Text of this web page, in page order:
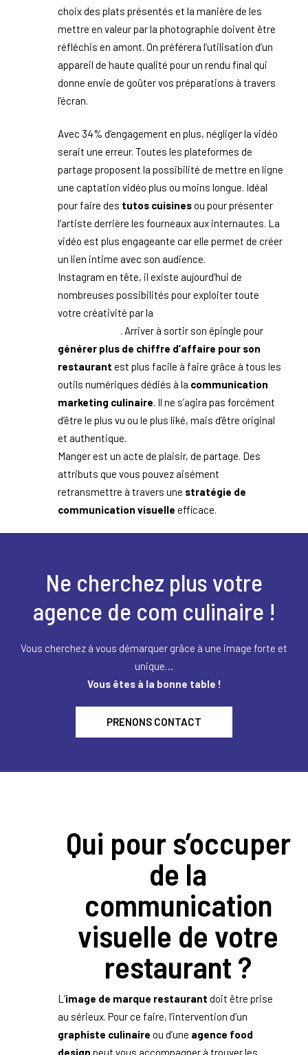
choix des plats présentés et la manière de les
mettre en valeur par la photographie doivent être
réfléchis en amont. On préférera l’utilisation d’un
appareil de haute qualité pour un rendu final qui
donne envie de goûter vos préparations à travers
l’écran.
Avec 34% d’engagement en plus, négliger la vidéo
serait une erreur. Toutes les plateformes de
partage proposent la possibilité de mettre en ligne
une captation vidéo plus ou moins longue. Idéal
pour faire des tutos cuisinesou pour présenter
l’artiste derrière les fourneaux aux internautes. La
vidéo est plus engageante car elle permet de créer
un lien intime avec son audience.
Instagram en tête, il existe aujourd’hui de
nombreuses possibilités pour exploiter toute
votre créativité par la
. Arriver à sortir son épingle pour
générer plus de chiffre d’affaire pour son
restaurant est plus facile à faire grâce à tous les
outils numériques dédiés à la communication
marketing culinaire. Il ne s’agira pas forcément
d’être le plus vu ou le plus liké, mais d’être original
et authentique.
Manger est un acte de plaisir, de partage. Des
attributs que vous pouvez aisément
retransmettre à travers une stratégie de
communication visuelle efficace.
Ne cherchez plus votre
agence de com culinaire !
Vous cherchez à vous démarquer grâce à une image forte et
unique…
Vous êtes à la bonne table !
PRENONS CONTACT
Qui pour s’occuper
de la
communication
visuelle de votre
restaurant ?
L’image de marque restaurant doit être prise
au sérieux. Pour ce faire, l’intervention d’un
graphiste culinaire ou d’une agence food
design peut vous accompagner à trouver les